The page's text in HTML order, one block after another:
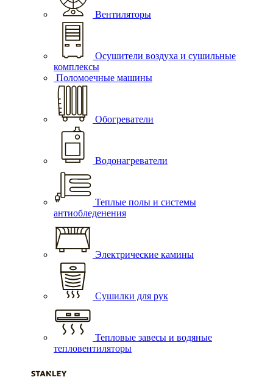
Вентиляторы
Осушители воздуха и сушильные
комплексы
Поломоечные машины
Обогреватели
Водонагреватели
Теплые полы и системы
антиобледенения
Электрические камины
Сушилки для рук
Тепловые завесы и водяные
тепловентиляторы